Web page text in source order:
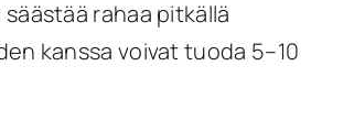
rahaa pitkällä
kanssa voivat tuoda 5–10